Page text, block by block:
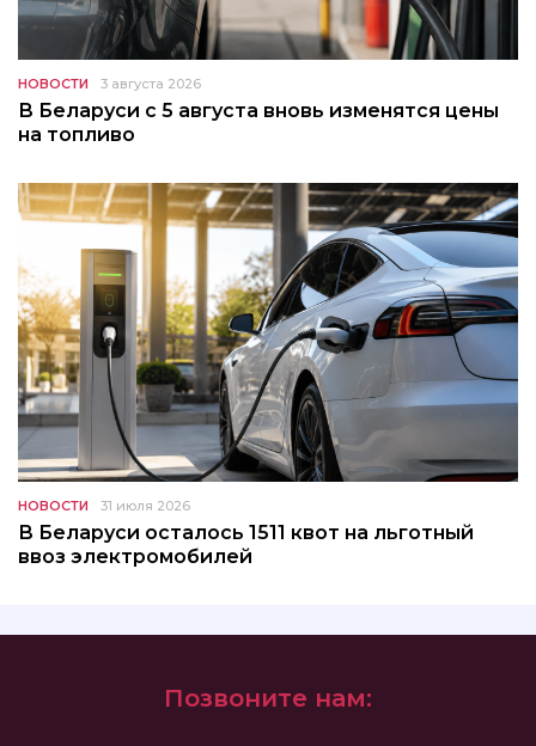
НОВОСТИ 3 августа 2026
В Беларуси с 5 августа вновь изменятся цены
на топливо
НОВОСТИ 31 июля 2026
В Беларуси осталось 1511 квот на льготный
ввоз электромобилей
Позвоните нам: